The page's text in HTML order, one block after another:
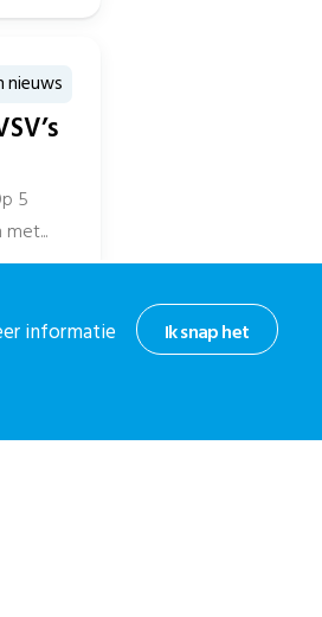
nieuws
5
Ik snap het
informatie